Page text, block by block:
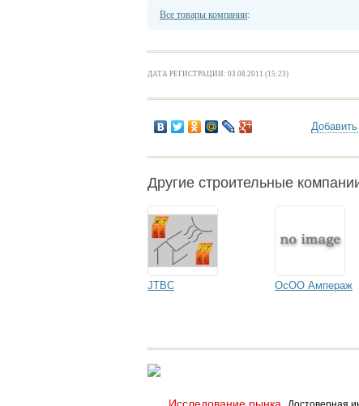
Все товары компании:
ДАТА РЕГИСТРАЦИИ: 03.08.2011 (15:23)
Другие строительные
JTBC ОсОО Ампераж